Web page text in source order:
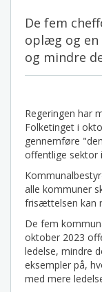
De fem
oplæg og en
og mindre
Regeringen har
Folketinget i
gennemføre
offentlige sektor
alle kommuner
frisættelsen kan
De fem
oktober 2023
ledelse, mindre
eksempler på,
med mere